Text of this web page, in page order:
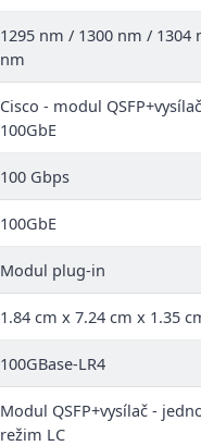
1295 nm / 1300 nm / 1304
nm
Cisco - modul
100GbE
100 Gbps
100GbE
Modul plug-in
1.84 cm x 7.24 cm x 1.35
100GBase-LR4
Modul QSFP+vysílač -
režim LC